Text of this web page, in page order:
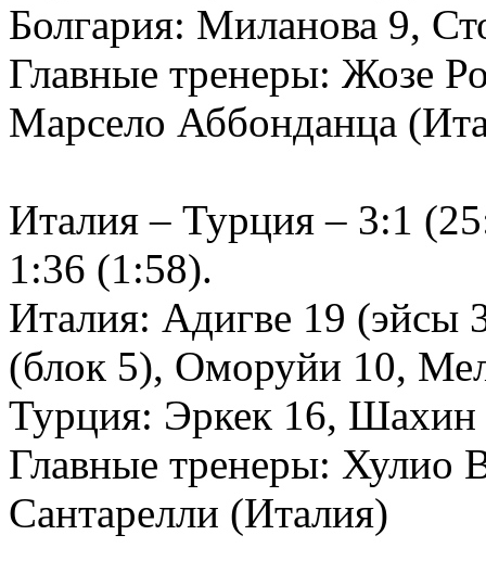
Болгария: Миланова 9,
Главные тренеры: Жозе
Марсело Аббонданца
Италия – Турция – 3:1
1:36 (1:58).
Италия: Адигве 19 (эйсы
(блок 5), Оморуйи 10,
Турция: Эркек 16,
Главные тренеры: Хулио
Сантарелли (Италия)